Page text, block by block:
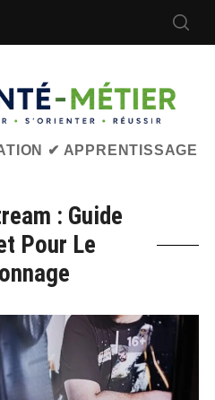
✔ APPRENTISSAGE
: Guide
Pour Le